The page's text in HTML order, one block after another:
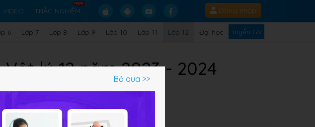
VIDEO TRẮC NGHIỆM Đăng nhập
6 Lớp 7 Lớp 8 Lớp 9 Lớp 10 Lớp 11 Lớp 12 Đại học Tuyển GV
lý 12 năm 2023 - 2024
Tải về
Bỏ qua >>